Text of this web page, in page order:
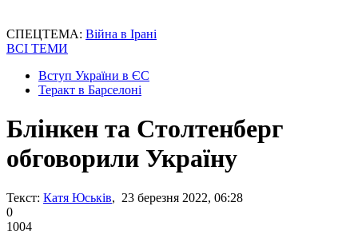
СПЕЦТЕМА: Війна в Ірані
ВСІ ТЕМИ
Вступ України в ЄС
Теракт в Барселоні
Блінкен та Столтенберг
обговорили Україну
Текст: Катя Юськів, 23 березня 2022, 06:28
0
1004